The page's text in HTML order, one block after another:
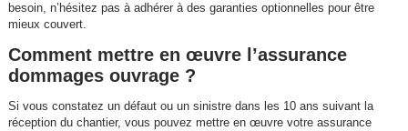
besoin, n’hésitez pas à adhérer à des garanties optionnelles pour être
mieux couvert.
Comment mettre en œuvre l’assurance
dommages ouvrage ?
Si vous constatez un défaut ou un sinistre dans les 10 ans suivant la
réception du chantier, vous pouvez mettre en œuvre votre assurance